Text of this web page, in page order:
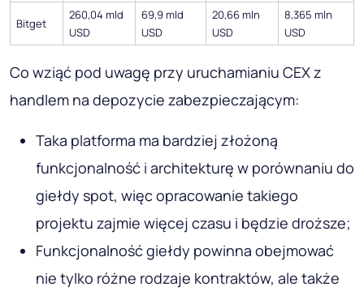
Bitget
260,04 mld
USD
69,9 mld
USD
20,66 mln
USD
8,365 mln
USD
Co wziąć pod uwagę przy uruchamianiu CEX z
handlem na depozycie zabezpieczającym:
Taka platforma ma bardziej złożoną
funkcjonalność i architekturę w porównaniu do
giełdy spot, więc opracowanie takiego
projektu zajmie więcej czasu i będzie droższe;
Funkcjonalność giełdy powinna obejmować
nie tylko różne rodzaje kontraktów, ale także